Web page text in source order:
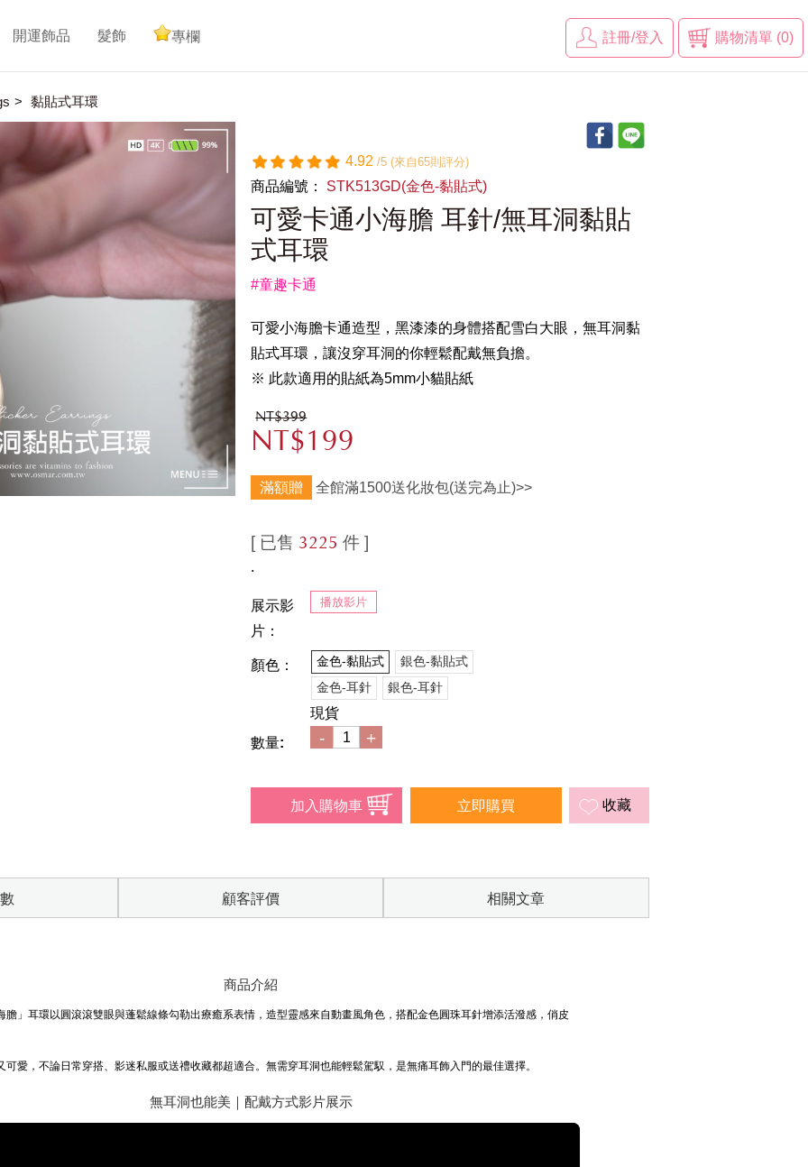
開運飾品 髮飾 專欄 購物清單 (0)
註冊/登入
黏貼式耳環
4.92/5 (來自65則評分)
商品編號： STK513GD(金色-黏貼式)
可愛卡通小海膽 耳針/無耳洞黏貼
式耳環
#童趣卡通
可愛小海膽卡通造型，黑漆漆的身體搭配雪白大眼，無耳洞黏
貼式耳環，讓沒穿耳洞的你輕鬆配戴無負擔。
※ 此款適用的貼紙為5mm小貓貼紙
NT$399
NT$199
滿額贈 全館滿1500送化妝包(送完為止)>>
[ 已售 3225 件 ]
.
展示影
片：
播放影片
顏色： 金色-黏貼式
銀色-黏貼式
金色-耳針
銀色-耳針
現貨
數量:
- +
收藏
顧客評價 相關文章
商品介紹
膽」耳環以圓滾滾雙眼與蓬鬆線條勾勒出療癒系表情，造型靈感來自動畫風角色，搭配金色圓珠耳針增添活潑感，俏皮
可愛，不論日常穿搭、影迷私服或送禮收藏都超適合。無需穿耳洞也能輕鬆駕馭，是無痛耳飾入門的最佳選擇。
無耳洞也能美｜配戴方式影片展示